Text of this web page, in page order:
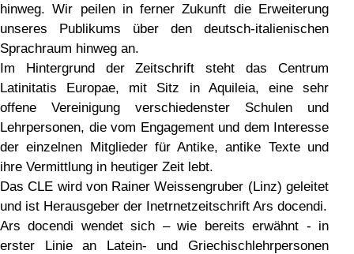
hinweg. Wir peilen in ferner Zukunft die Erweiterung
unseres Publikums über den deutsch-italienischen
Sprachraum hinweg an.
Im Hintergrund der Zeitschrift steht das Centrum
Latinitatis Europae, mit Sitz in Aquileia, eine sehr
offene Vereinigung verschiedenster Schulen und
Lehrpersonen, die vom Engagement und dem Interesse
der einzelnen Mitglieder für Antike, antike Texte und
ihre Vermittlung in heutiger Zeit lebt.
Das CLE wird von Rainer Weissengruber (Linz) geleitet
und ist Herausgeber der Inetrnetzeitschrift Ars docendi.
Ars docendi wendet sich – wie bereits erwähnt - in
erster Linie an Latein- und Griechischlehrpersonen